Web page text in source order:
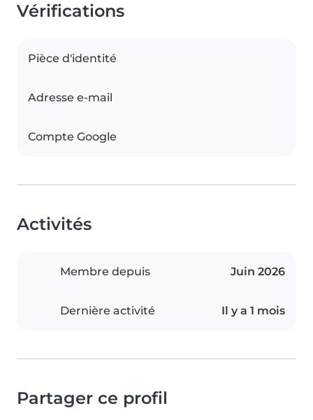
Vérifications
Pièce d'identité
Adresse e-mail
Compte Google
Activités
Membre depuis Juin 2026
Dernière activité Il y a 1 mois
Partager ce profil